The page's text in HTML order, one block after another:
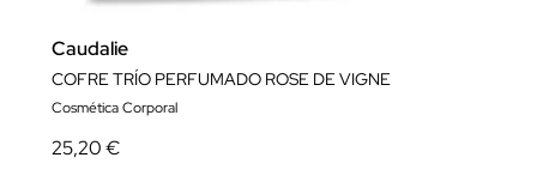
Caudalie
COFRE TRÍO PERFUMADO ROSE DE VIGNE
Cosmética Corporal
25,20 €